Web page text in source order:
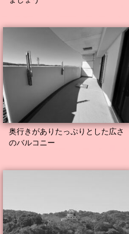
奥行きがありたっぷりとした広さ
のバルコニー